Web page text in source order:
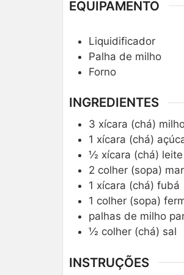
EQUIPAMENTO
Liquidificador
Palha de milho
Forno
INGREDIENTES
3 xícara (chá)
1 xícara (chá)
½ xícara (chá) leite
2 colher (sopa)
1 xícara (chá) fubá
1 colher (sopa)
palhas de milho
½ colher (chá) sal
INSTRUÇÕES